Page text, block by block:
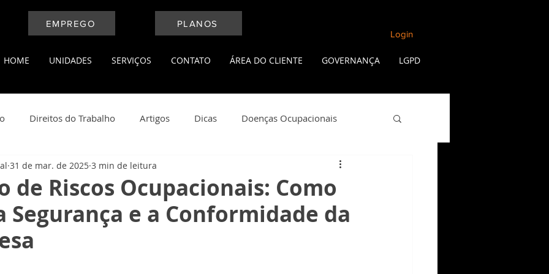
EMPREGO
PLANOS
Login
HOME UNIDADES SERVIÇOS CONTATO ÁREA DO CLIENTE GOVERNANÇA LGPD
Direitos do Trabalho Artigos Dicas Doenças Ocupacionais
Medicina do Trabalho Leis Trabalhistas Qualidade de Vida
do Trabalho Saúde e Bem Estar
de Riscos Ocupacionais: Como
Segurança e a Conformidade da
31 de mar. de 2025 3 min de leitura